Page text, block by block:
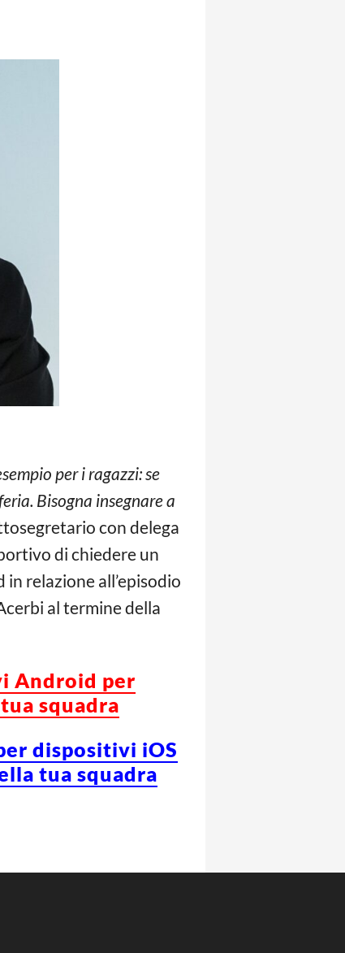
per i ragazzi: se
Bisogna insegnare a
con delega
di chiedere un
relazione all’episodio
al termine della
Android per
squadra
dispositivi iOS
tua squadra